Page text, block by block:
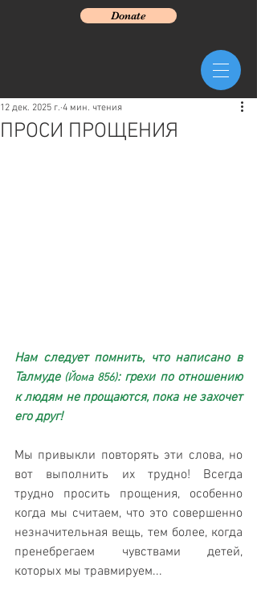
Donate
ПРОСИ ПРОЩЕНИЯ
12 дек. 2025 г. 4 мин. чтения
Нам следует помнить, что написано в
Талмуде (Йома 856): грехи по отношению
к людям не прощаются, пока не захочет
его друг!
Мы привыкли повторять эти слова, но
вот выполнить их трудно! Всегда
трудно просить прощения, особенно
когда мы считаем, что это совершенно
незначительная вещь, тем более, когда
пренебрегаем чувствами детей,
которых мы травмируем...